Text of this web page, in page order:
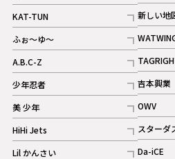
記事
KAT-TUN
記事
ふぉ～ゆ～
記事
A.B.C-Z
記事
ギャラリー
少年忍者
記事
美 少年
記事
HiHi Jets
記事
Lil かんさい
記事
新しい地
記事
記事
記事
吉本興業
記事
OWV
記事
ギ
スターダ
記事
Da-iCE